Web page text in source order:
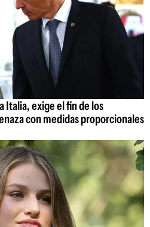
Italia, exige el fin de los
con medidas proporcionales